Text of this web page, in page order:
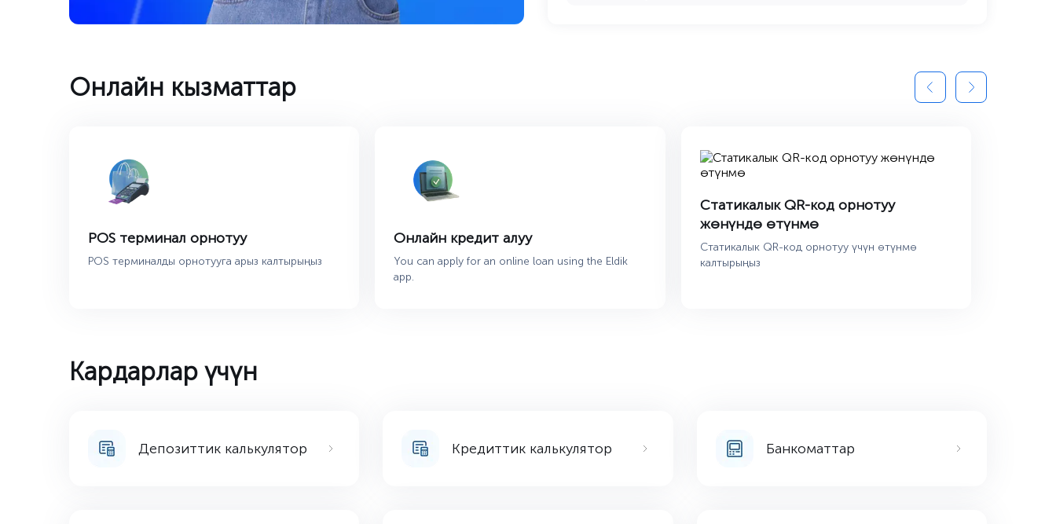
Онлайн кызматтар
POS терминал орнотуу
POS терминалды орнотууга арыз калтырыңыз
Онлайн кредит алуу
You can apply for an online loan using the Eldik
app.
Статикалык QR-код орнотуу
жөнүндө өтүнмө
Статикалык QR-код орнотуу үчүн өтүнмө
калтырыңыз
Кардарлар үчүн
Депозиттик калькулятор Кредиттик калькулятор Банкоматтар